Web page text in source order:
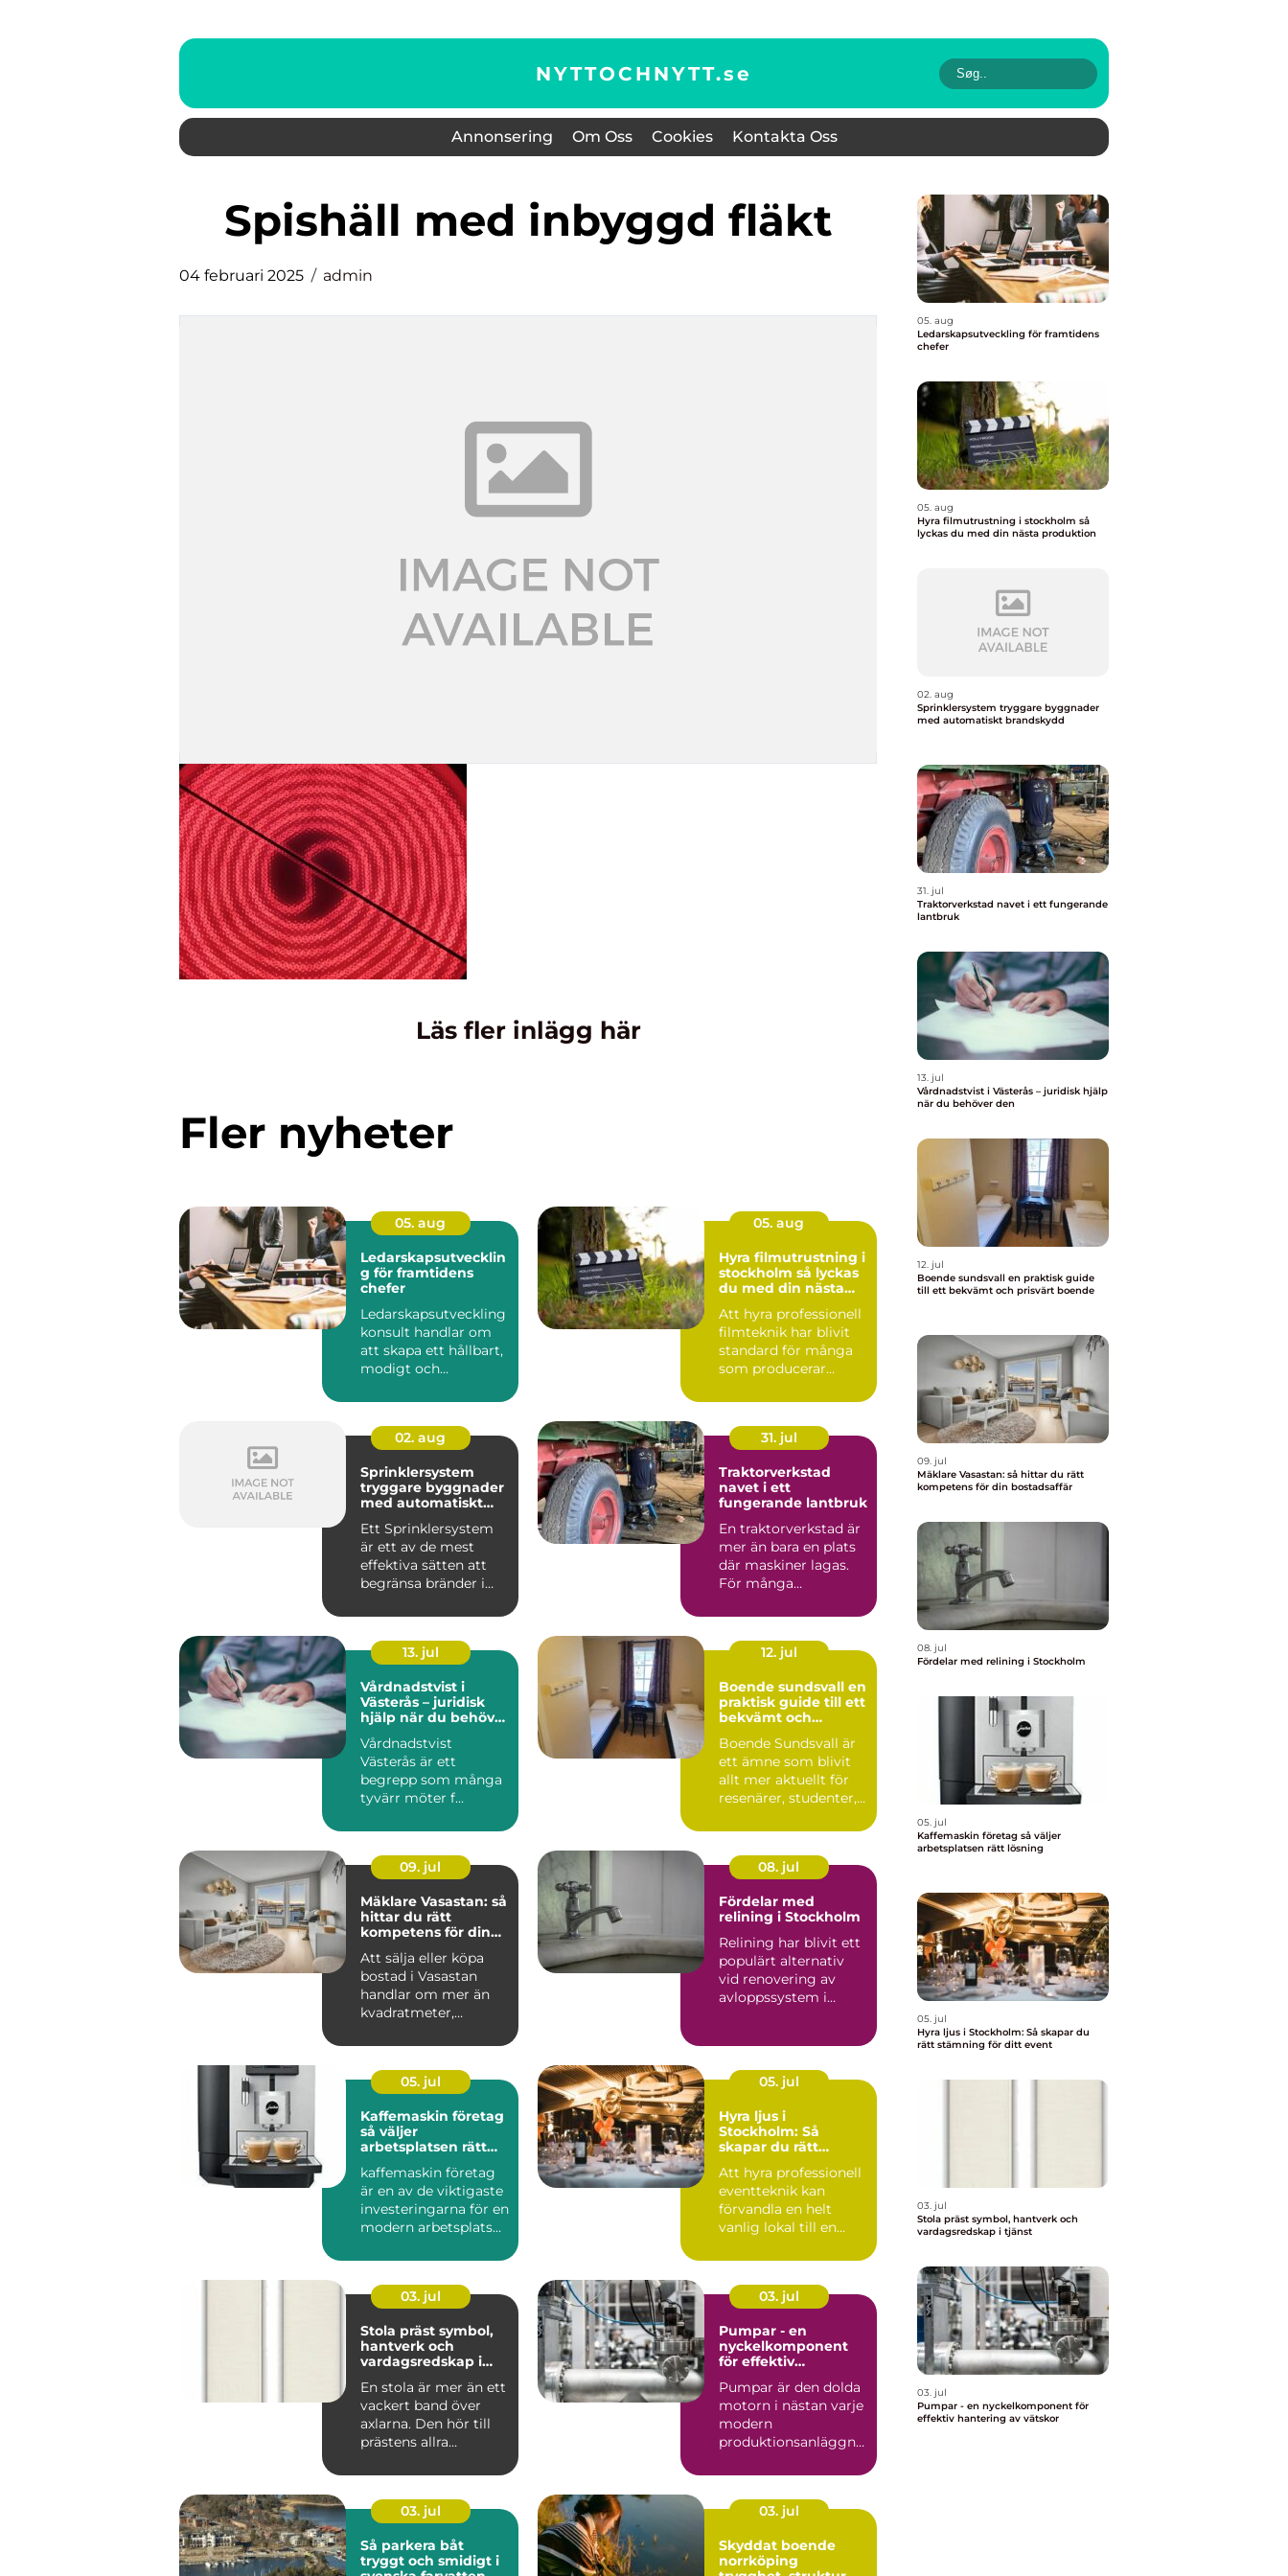
NYTTOCHNYTT.se
Annonsering Om Oss Cookies Kontakta Oss
Spishäll med inbyggd fläkt
04 februari 2025 admin
Läs fler inlägg här
Fler nyheter
05. aug
Ledarskapsutvecklin
g för framtidens
chefer
Ledarskapsutveckling
konsult handlar om
att skapa ett hållbart,
modigt och
05. aug
Hyra filmutrustning i
stockholm så lyckas
du med din nästa
Att hyra professionell
filmteknik har blivit
standard för många
som producerar
webbvideo...
02. aug
Sprinklersystem
tryggare byggnader
med automatiskt
Ett Sprinklersystem
är ett av de mest
effektiva sätten att
begränsa bränder i
up...
31. jul
Traktorverkstad
navet i ett
fungerande lantbruk
En traktorverkstad är
mer än bara en plats
där maskiner lagas.
För många
hjärtat ...
13. jul
Vårdnadstvist i
Västerås – juridisk
hjälp när du behöver
Vårdnadstvist
Västerås är ett
begrepp som många
tyvärr möter f...
12. jul
Boende sundsvall en
praktisk guide till ett
bekvämt och
Boende Sundsvall är
ett ämne som blivit
allt mer aktuellt för
resenärer, studenter,
09. jul
Mäklare Vasastan: så
hittar du rätt
kompetens för din
Att sälja eller köpa
bostad i Vasastan
handlar om mer än
kvadratmeter,
08. jul
Fördelar med
relining i Stockholm
Relining har blivit ett
populärt alternativ
vid renovering av
avloppssystem i
05. jul
Kaffemaskin företag
så väljer
arbetsplatsen rätt
kaffemaskin företag
är en av de viktigaste
investeringarna för en
modern arbetsplats
05. jul
Hyra ljus i
Stockholm: Så
skapar du rätt
event
Att hyra professionell
eventteknik kan
förvandla en helt
vanlig lokal till en
03. jul
Stola präst symbol,
hantverk och
vardagsredskap i
En stola är mer än ett
vackert band över
axlarna. Den hör till
prästens allra
03. jul
Pumpar - en
nyckelkomponent
för effektiv
Pumpar är den dolda
motorn i nästan varje
modern
produktionsanläggni
03. jul
Så parkera båt
tryggt och smidigt i
03. jul
Skyddat boende
norrköping
05. aug
Ledarskapsutveckling för framtidens
chefer
05. aug
Hyra filmutrustning i stockholm så
lyckas du med din nästa produktion
02. aug
Sprinklersystem tryggare byggnader
med automatiskt brandskydd
31. jul
Traktorverkstad navet i ett fungerande
lantbruk
13. jul
Vårdnadstvist i Västerås – juridisk hjälp
när du behöver den
12. jul
Boende sundsvall en praktisk guide
till ett bekvämt och prisvärt boende
09. jul
Mäklare Vasastan: så hittar du rätt
kompetens för din bostadsaffär
08. jul
Fördelar med relining i Stockholm
05. jul
Kaffemaskin företag så väljer
arbetsplatsen rätt lösning
05. jul
Hyra ljus i Stockholm: Så skapar du
rätt stämning för ditt event
03. jul
Stola präst symbol, hantverk och
vardagsredskap i tjänst
03. jul
Pumpar - en nyckelkomponent för
effektiv hantering av vätskor